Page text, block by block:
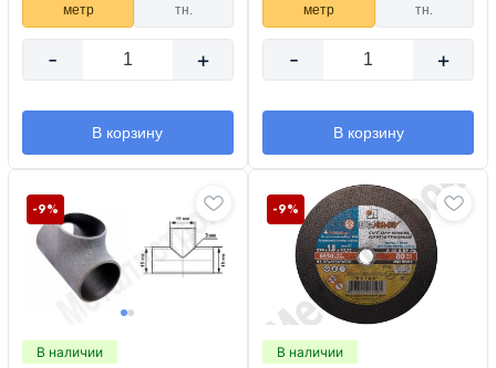
метр тн.
- +
В корзину
метр тн.
- +
В корзину
В наличии
-9%
В наличии
-9%